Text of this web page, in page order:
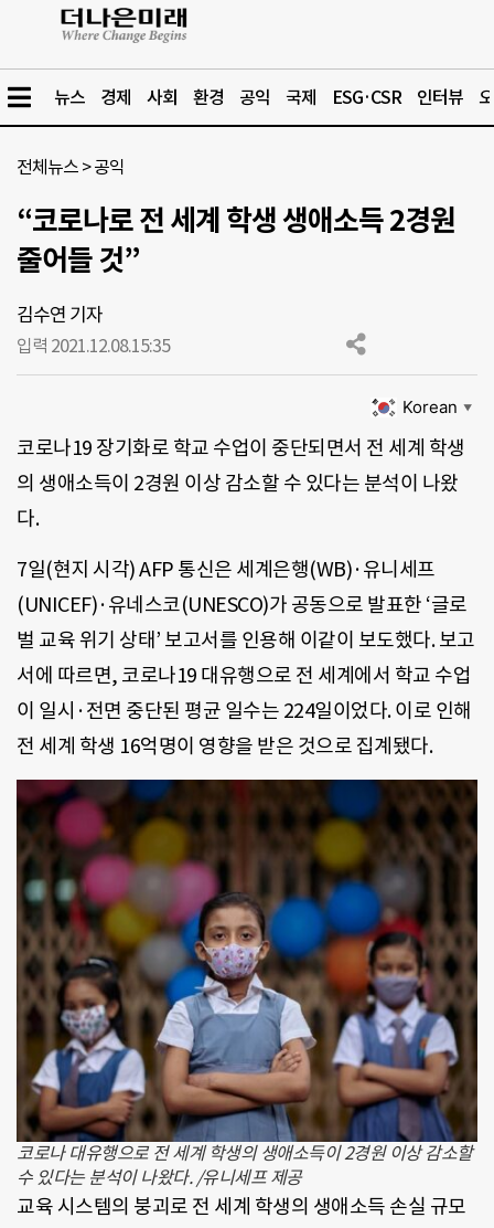
뉴스 경제 사회 환경 공익 국제 ESG·CSR 인터뷰
전체뉴스 >공익
“코로나로 전 세계 학생 생애소득 2경원
줄어들 것”
김수연 기자
입력 2021.12.08.15:35
Korean ▼
코로나19 장기화로 학교 수업이 중단되면서 전 세계 학생
의 생애소득이 2경원 이상 감소할 수 있다는 분석이 나왔
다.
7일(현지 시각) AFP 통신은 세계은행(WB)·유니세프
(UNICEF)·유네스코(UNESCO)가 공동으로 발표한 ‘글로
벌 교육 위기 상태’ 보고서를 인용해 이같이 보도했다. 보고
서에 따르면, 코로나19 대유행으로 전 세계에서 학교 수업
이 일시·전면 중단된 평균 일수는 224일이었다. 이로 인해
전 세계 학생 16억명이 영향을 받은 것으로 집계됐다.
코로나 대유행으로 전 세계 학생의 생애소득이 2경원 이상 감소할
수 있다는 분석이 나왔다. /유니세프 제공
교육 시스템의 붕괴로 전 세계 학생의 생애소득 손실 규모